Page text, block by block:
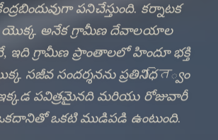
పనిచేస్తుంది. కర్నాటక
యొక్క అనేక గ్రామీణ దేవాలయాల
గ్రామీణ ప్రాంతాలలో హిందూ భక్తి
సజీవ సందర్శనను ప్రతినిధित్వం
ఇక్కడ పవిత్రమైనది మరియు రోజువారీ
ఒకటి ముడిపడి ఉంటుంది.